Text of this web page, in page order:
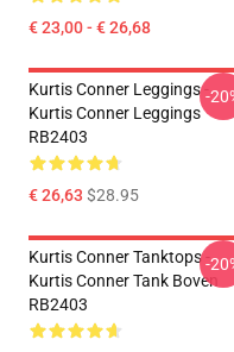
€ 23,00 - € 26,68
Kurtis Conner Leggings -
Kurtis Conner Leggings
RB2403
€ 26,63 $28.95
-
Kurtis Conner Tanktops -
Kurtis Conner Tank Boven
RB2403
-